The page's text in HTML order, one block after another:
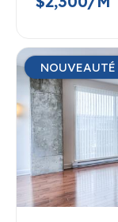
NOUVEAUTÉ